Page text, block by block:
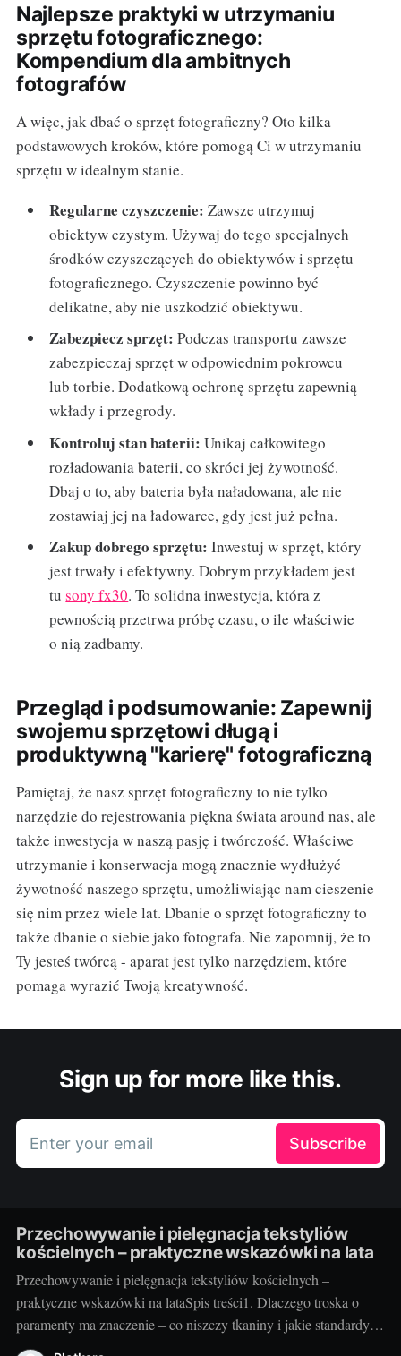
Najlepsze praktyki w utrzymaniu
sprzętu fotograficznego:
Kompendium dla ambitnych
fotografów
A więc, jak dbać o sprzęt fotograficzny? Oto kilka
podstawowych kroków, które pomogą Ci w utrzymaniu
sprzętu w idealnym stanie.
Regularne czyszczenie: Zawsze utrzymuj
obiektyw czystym. Używaj do tego specjalnych
środków czyszczących do obiektywów i sprzętu
fotograficznego. Czyszczenie powinno być
delikatne, aby nie uszkodzić obiektywu.
Zabezpiecz sprzęt: Podczas transportu zawsze
zabezpieczaj sprzęt w odpowiednim pokrowcu
lub torbie. Dodatkową ochronę sprzętu zapewnią
wkłady i przegrody.
Kontroluj stan baterii: Unikaj całkowitego
rozładowania baterii, co skróci jej żywotność.
Dbaj o to, aby bateria była naładowana, ale nie
zostawiaj jej na ładowarce, gdy jest już pełna.
Zakup dobrego sprzętu: Inwestuj w sprzęt, który
jest trwały i efektywny. Dobrym przykładem jest
tusony fx30. To solidna inwestycja, która z
pewnością przetrwa próbę czasu, o ile właściwie
o nią zadbamy.
Przegląd i podsumowanie: Zapewnij
swojemu sprzętowi długą i
produktywną "karierę" fotograficzną
Pamiętaj, że nasz sprzęt fotograficzny to nie tylko
narzędzie do rejestrowania piękna świata around nas, ale
także inwestycja w naszą pasję i twórczość. Właściwe
utrzymanie i konserwacja mogą znacznie wydłużyć
żywotność naszego sprzętu, umożliwiając nam cieszenie
się nim przez wiele lat. Dbanie o sprzęt fotograficzny to
także dbanie o siebie jako fotografa. Nie zapomnij, że to
Ty jesteś twórcą - aparat jest tylko narzędziem, które
pomaga wyrazić Twoją kreatywność.
Sign up for more like this.
Enter your email Subscribe
Przechowywanie i pielęgnacja tekstyliów
kościelnych – praktyczne wskazówki na lata
Przechowywanie i pielęgnacja tekstyliów kościelnych –
praktyczne wskazówki na lataSpis treści1. Dlaczego troska o
paramenty ma znaczenie – co niszczy tkaniny i jakie standardy
warto przyjąć2. Jak przechowywać i pielęgnować – praktyka